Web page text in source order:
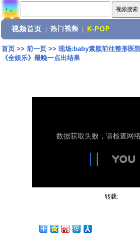
视频首页 热门视频 K-POP
首页>> 前一页>> 现场:baby素颜前往整形医
《全娱乐》最晚一点出结果
转载: